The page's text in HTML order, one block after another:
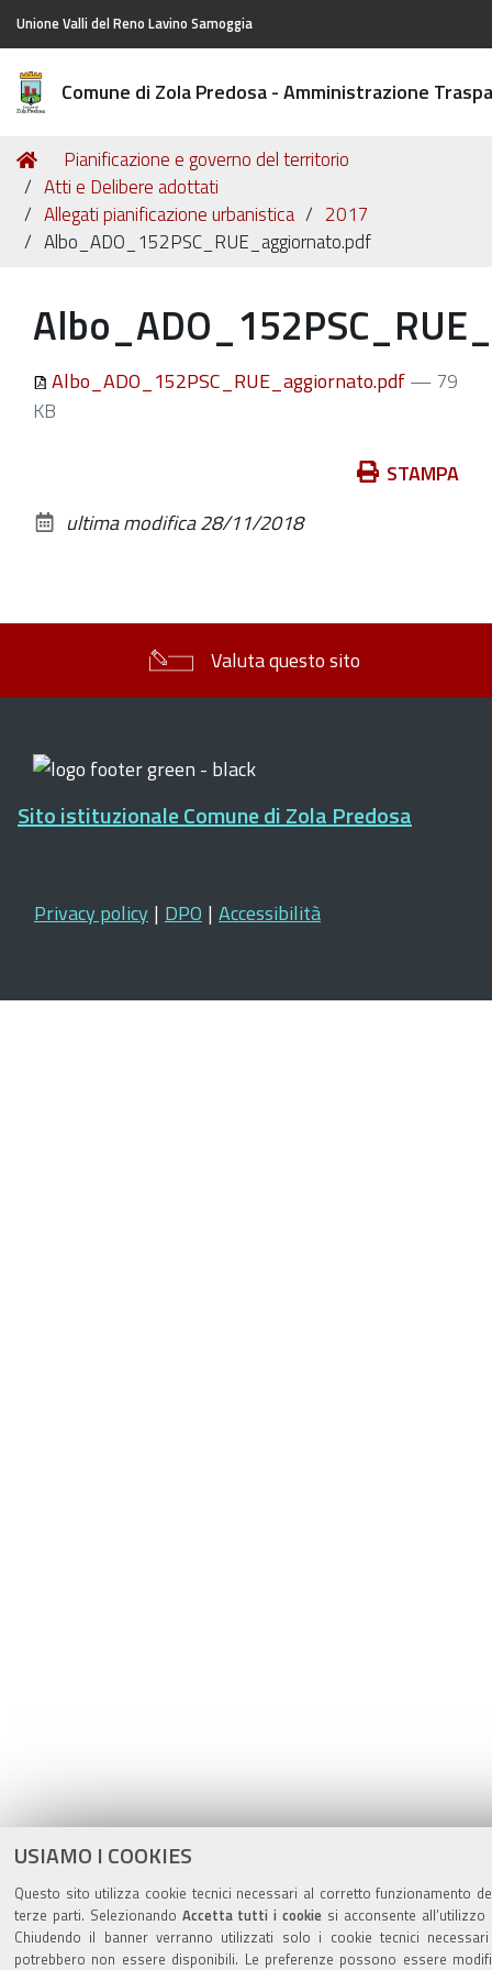
USIAMO I COOKIES
Questo sito utilizza cookie tecnici necessari al corretto funzionamento
terze parti. Selezionando Accetta tutti i cookie si acconsente
Chiudendo il banner verranno utilizzati solo i cookie tecnici
potrebbero non essere disponibili. Le preferenze possono essere
Unione Valli del Reno Lavino Samoggia
Comune di Zola Predosa - Amministrazione
Tu
sei
qui:
Home
Pianificazione e governo del territorio
Atti e Delibere adottati
Allegati pianificazione urbanistica
2017
Albo_ADO_152PSC_RUE_aggiornato.pdf
Albo_ADO_152PSC_RUE_aggiornato.pdf— 79
KB
documento
STAMPA
ultima modifica28/11/2018
Valuta questo sito
Sito istituzionale Comune di Zola Predosa
Privacy policy | DPO | Accessibilità